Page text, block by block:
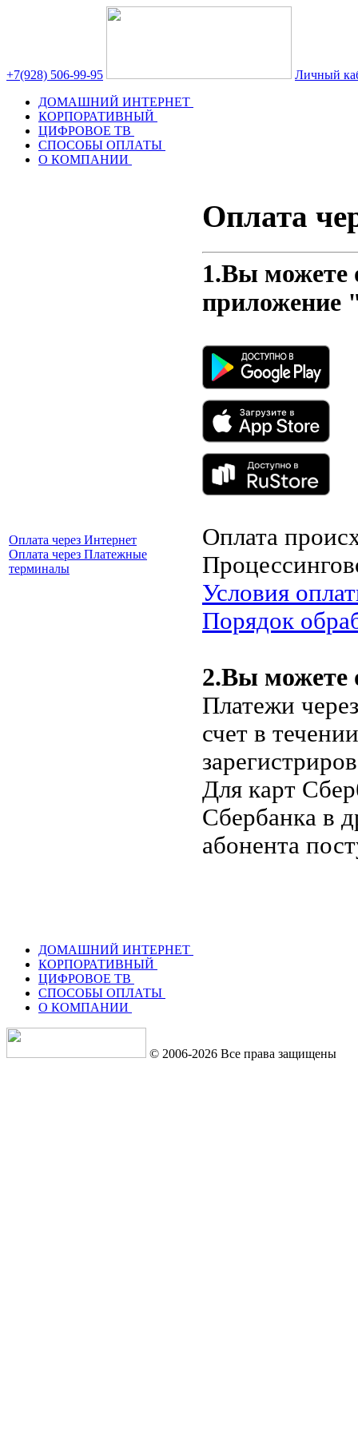
+7(928) 506-99-95
Личный
ДОМАШНИЙ ИНТЕРНЕТ
КОРПОРАТИВНЫЙ
ЦИФРОВОЕ ТВ
СПОСОБЫ ОПЛАТЫ
О КОМПАНИИ
Оплата через Интернет
Оплата через Платежные
терминалы
Оплата
1.Вы можете
Оплата
Условия
Порядок
2.Вы можете
Платежи
счет в
Для карт
Сбербанка в
абонента
ДОМАШНИЙ ИНТЕРНЕТ
КОРПОРАТИВНЫЙ
ЦИФРОВОЕ ТВ
СПОСОБЫ ОПЛАТЫ
О КОМПАНИИ
© 2006-2026 Все права защищены